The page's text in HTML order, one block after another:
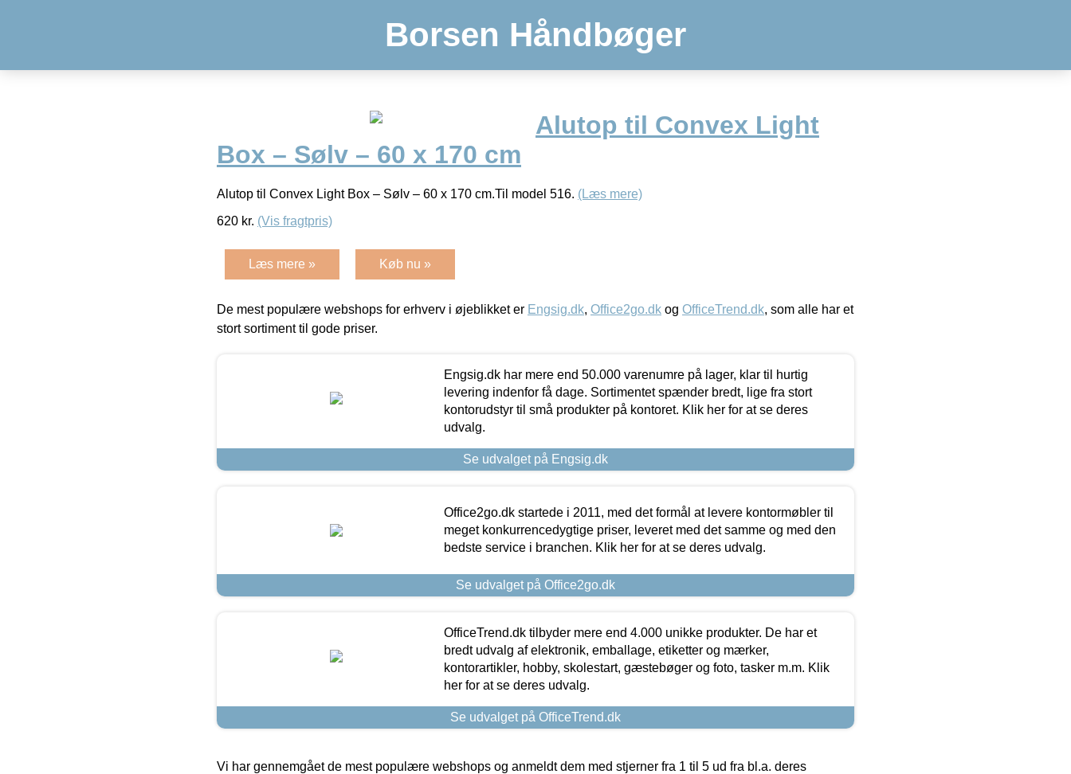
Borsen Håndbøger
Alutop til Convex Light
Box – Sølv – 60 x 170 cm
Alutop til Convex Light Box – Sølv – 60 x 170 cm.Til model 516. (Læs mere)
620 kr. (Vis fragtpris)
Læs mere » Køb nu »
De mest populære webshops for erhverv i øjeblikket er Engsig.dk, Office2go.dk og OfficeTrend.dk, som alle har et
stort sortiment til gode priser.
Engsig.dk har mere end 50.000 varenumre på lager, klar til hurtig
levering indenfor få dage. Sortimentet spænder bredt, lige fra stort
kontorudstyr til små produkter på kontoret. Klik her for at se deres
udvalg.
Se udvalget på Engsig.dk
Office2go.dk startede i 2011, med det formål at levere kontormøbler til
meget konkurrencedygtige priser, leveret med det samme og med den
bedste service i branchen. Klik her for at se deres udvalg.
Se udvalget på Office2go.dk
OfficeTrend.dk tilbyder mere end 4.000 unikke produkter. De har et
bredt udvalg af elektronik, emballage, etiketter og mærker,
kontorartikler, hobby, skolestart, gæstebøger og foto, tasker m.m. Klik
her for at se deres udvalg.
Se udvalget på OfficeTrend.dk
Vi har gennemgået de mest populære webshops og anmeldt dem med stjerner fra 1 til 5 ud fra bl.a. deres